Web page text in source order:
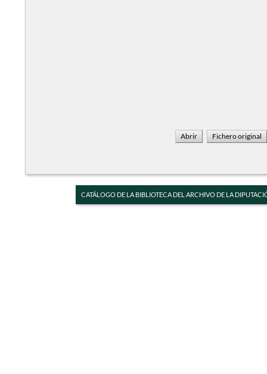
CATÁLOGO DE LA BIBLIOTECA DEL ARCHIVO DE LA